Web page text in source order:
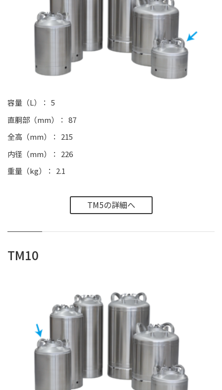
容量（L）
5
直胴部（mm）
87
全高（mm）
215
内径（mm）
226
重量（kg）
2.1
TM5の詳細へ
TM10